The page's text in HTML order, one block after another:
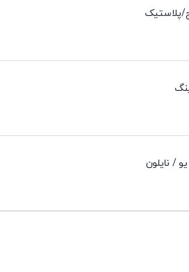
پلاستیک
/ نایلون